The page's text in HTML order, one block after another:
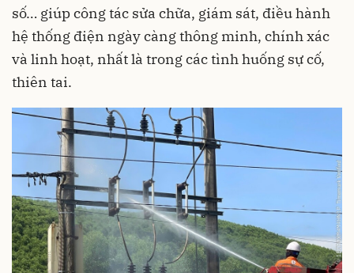
số… giúp công tác sửa chữa, giám sát, điều hành
hệ thống điện ngày càng thông minh, chính xác
và linh hoạt, nhất là trong các tình huống sự cố,
thiên tai.